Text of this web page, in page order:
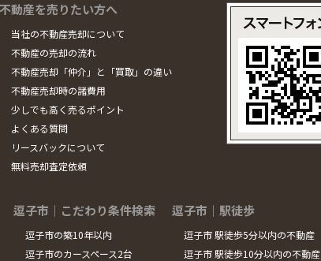
不動産を売りたい方へ
当社の不動産売却について
不動産の売却の流れ
不動産売却「仲介」と「買取」の違い
不動産売却時の諸費用
少しでも高く売るポイント
よくある質問
リースバックについて
無料売却査定依頼
逗子市｜こだわり条件検索
逗子市の築10年以内
逗子市のカースペース2台
逗子市｜駅徒歩
逗子市 駅徒歩5分以内の不動産
逗子市 駅徒歩10分以内の不動産